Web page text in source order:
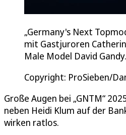
„Germany's Next
mit Gastjuroren
Male Model David Gandy.
Copyright: ProSieben/
Große Augen bei „GNTM“
neben Heidi Klum auf der
wirken ratlos.